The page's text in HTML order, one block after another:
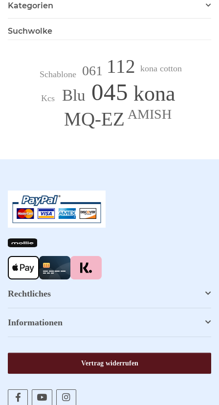
Kategorien
Suchwolke
045 kona
MQ-EZ
112
Blu
AMISH
061
Kcs
Schablone
kona cotton
Rechtliches
Informationen
Vertrag widerrufen